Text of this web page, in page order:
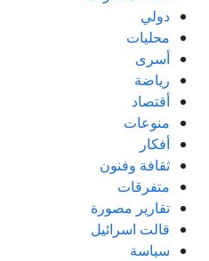
دولي
محليات
أسرى
رياضة
أقتصاد
منوعات
أفكار
ثقافة وفنون
متفرقات
تقارير مصورة
قالت اسرائيل
سياسة